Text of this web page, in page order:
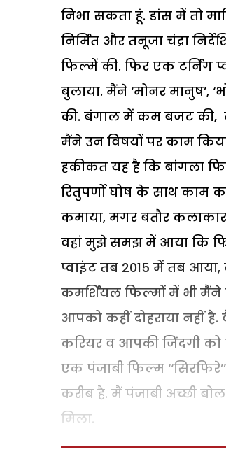
निभा सकता हूं. डांस में तो
निर्मित और तनूजा चंद्रा
फिल्में की. फिर एक टर्निंग
बुलाया. मैंने ‘मोनर मानुष’,
की. बंगाल में कम बजट की,
मैंने उन विषयों पर काम
हकीकत यह है कि बांगला
रितुपर्णो घोष के साथ
कमाया, मगर बतौर
वहां मुझे समझ में आया कि
प्वाइंट तब 2015 में तब आया,
कमर्शियल फिल्मों में भी
आपको कहीं दोहराया नहीं
करियर व आपकी जिंदगी को
एक पंजाबी फिल्म
करीब है. मैं पंजाबी अच्छी
मिला.